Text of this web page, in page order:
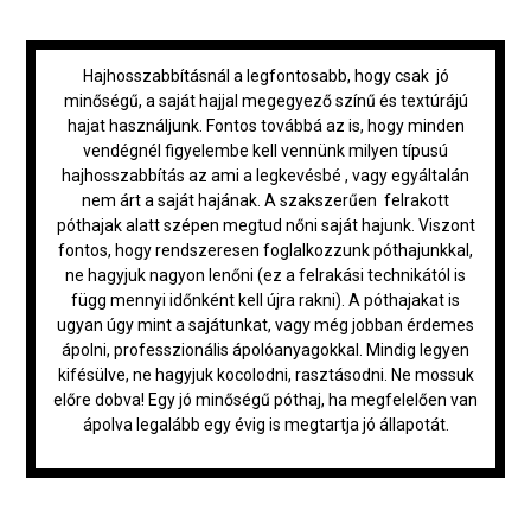
Hajhosszabbításnál a legfontosabb, hogy csak jó
minőségű, a saját hajjal megegyező színű és textúrájú
hajat használjunk. Fontos továbbá az is, hogy minden
vendégnél figyelembe kell vennünk milyen típusú
hajhosszabbítás az ami a legkevésbé , vagy egyáltalán
nem árt a saját hajának. A szakszerűen felrakott
póthajak alatt szépen megtud nőni saját hajunk. Viszont
fontos, hogy rendszeresen foglalkozzunk póthajunkkal,
ne hagyjuk nagyon lenőni (ez a felrakási technikától is
függ mennyi időnként kell újra rakni). A póthajakat is
ugyan úgy mint a sajátunkat, vagy még jobban érdemes
ápolni, professzionális ápolóanyagokkal. Mindig legyen
kifésülve, ne hagyjuk kocolodni, rasztásodni. Ne mossuk
előre dobva! Egy jó minőségű póthaj, ha megfelelően van
ápolva legalább egy évig is megtartja jó állapotát.